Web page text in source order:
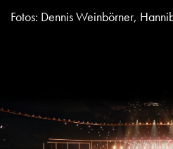
Fotos: Dennis Weinbörner,